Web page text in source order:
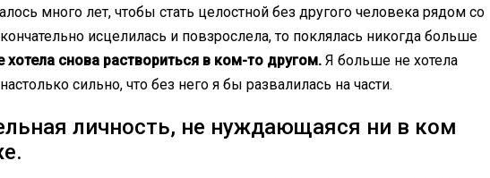
много лет, чтобы стать целостной без другого человека рядом со
исцелилась и повзрослела, то поклялась никогда больше
хотела снова раствориться в ком-то другом. Я больше не хотела
сильно, что без него я бы развалилась на части.
личность, не нуждающаяся ни в ком